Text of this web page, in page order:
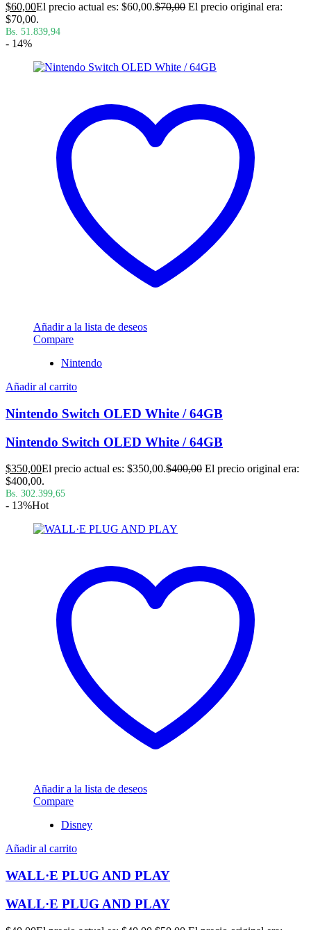
$60,00El precio actual es: $60,00.$70,00 El precio original era:
$70,00.
Bs. 51.839,94
- 14%
Añadir a la lista de deseos
Compare
Nintendo
Añadir al carrito
Nintendo Switch OLED White / 64GB
Nintendo Switch OLED White / 64GB
$350,00El precio actual es: $350,00.$400,00 El precio original era:
$400,00.
Bs. 302.399,65
- 13%Hot
Añadir a la lista de deseos
Compare
Disney
Añadir al carrito
WALL·E PLUG AND PLAY
WALL·E PLUG AND PLAY